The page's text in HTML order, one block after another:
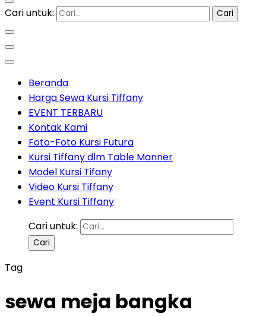
Cari untuk:
Beranda
Harga Sewa Kursi Tiffany
EVENT TERBARU
Kontak Kami
Foto-Foto Kursi Futura
Kursi Tiffany dlm Table Manner
Model Kursi Tifany
Video Kursi Tiffany
Event Kursi Tiffany
Cari untuk:
Tag
sewa meja bangka